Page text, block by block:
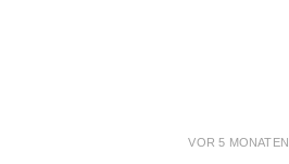
VOR 5 MONATEN